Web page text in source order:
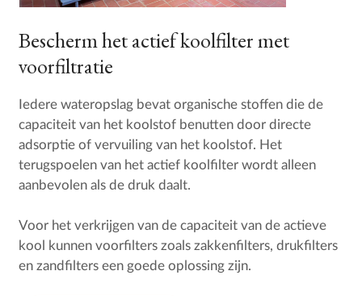
Bescherm het actief koolfilter met
voorfiltratie
Iedere wateropslag bevat organische stoffen die de
capaciteit van het koolstof benutten door directe
adsorptie of vervuiling van het koolstof. Het
terugspoelen van het actief koolfilter wordt alleen
aanbevolen als de druk daalt.
Voor het verkrijgen van de capaciteit van de actieve
kool kunnen voorfilters zoals zakkenfilters, drukfilters
en zandfilters een goede oplossing zijn.